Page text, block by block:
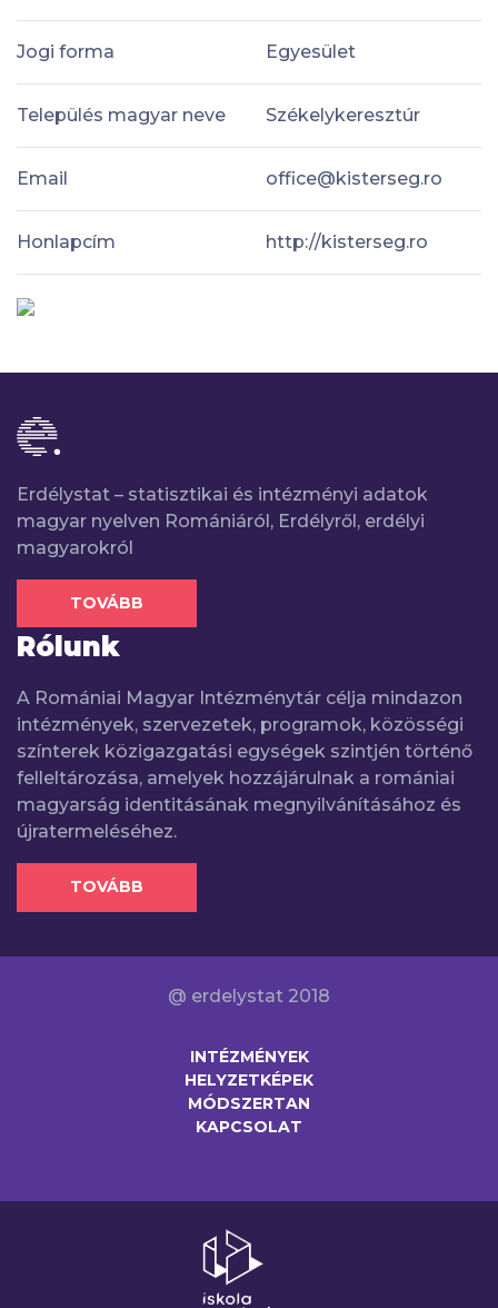
Jogi forma Egyesület
Település magyar neve Székelykeresztúr
Email office@kisterseg.ro
Honlapcím http://kisterseg.ro
Erdélystat – statisztikai és intézményi adatok
magyar nyelven Romániáról, Erdélyről, erdélyi
magyarokról
TOVÁBB
Rólunk
A Romániai Magyar Intézménytár célja mindazon
intézmények, szervezetek, programok, közösségi
színterek közigazgatási egységek szintjén történő
felleltározása, amelyek hozzájárulnak a romániai
magyarság identitásának megnyilvánításához és
újratermeléséhez.
TOVÁBB
@ erdelystat 2018
INTÉZMÉNYEK
HELYZETKÉPEK
MÓDSZERTAN
KAPCSOLAT